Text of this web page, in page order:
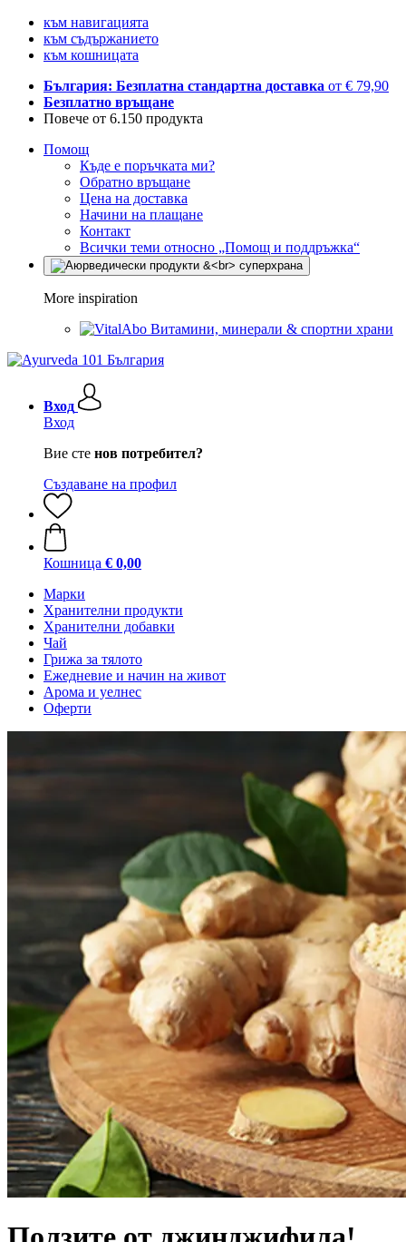
към навигацията
към съдържанието
към кошницата
България: Безплатна стандартна доставка от € 79,90
Безплатно връщане
Повече от 6.150 продукта
Помощ
Къде е поръчката ми?
Обратно връщане
Цена на доставка
Начини на плащане
Контакт
Всички теми относно „Помощ и поддръжка“
More inspiration
Витамини, минерали & спортни храни
Вход
Вход
Вие сте нов потребител?
Създаване на профил
Кошница € 0,00
Марки
Хранителни продукти
Хранителни добавки
Чай
Грижа за тялото
Ежедневие и начин на живот
Арома и уелнес
Оферти